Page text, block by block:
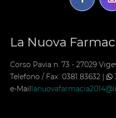
La Nuova
Corso Pavia n. 73 - 27029
Telefono / Fax 0381 83632 |
e-Mail